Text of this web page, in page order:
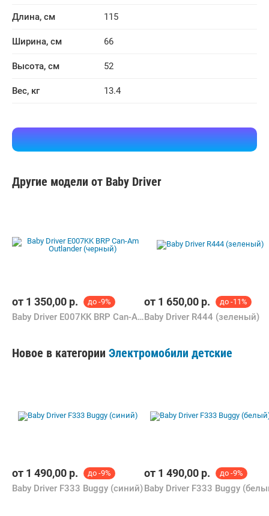
Длина, см 115
Ширина, см 66
Высота, см 52
Вес, кг 13.4
Другие модели от Baby Driver
от 1 350,00 р. до -9%
Baby Driver E007KK BRP Can-Am Outlander (черный)
от 1 650,00 р. до -11%
Baby Driver R444 (зеленый)
Новое в категории Электромобили детские
от 1 490,00 р. до -9%
Baby Driver F333 Buggy (синий)
от 1 490,00 р. до -9%
Baby Driver F333 Buggy